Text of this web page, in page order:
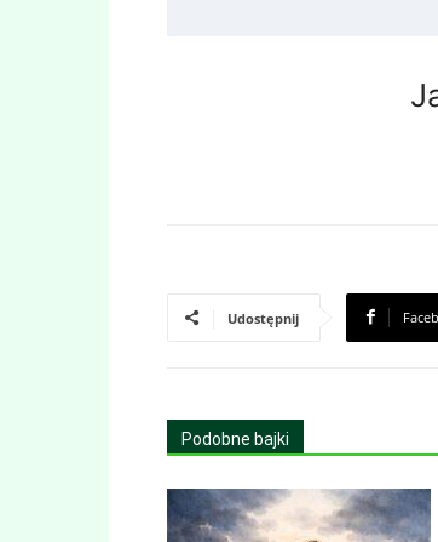
Udostępnij
Podobne bajki